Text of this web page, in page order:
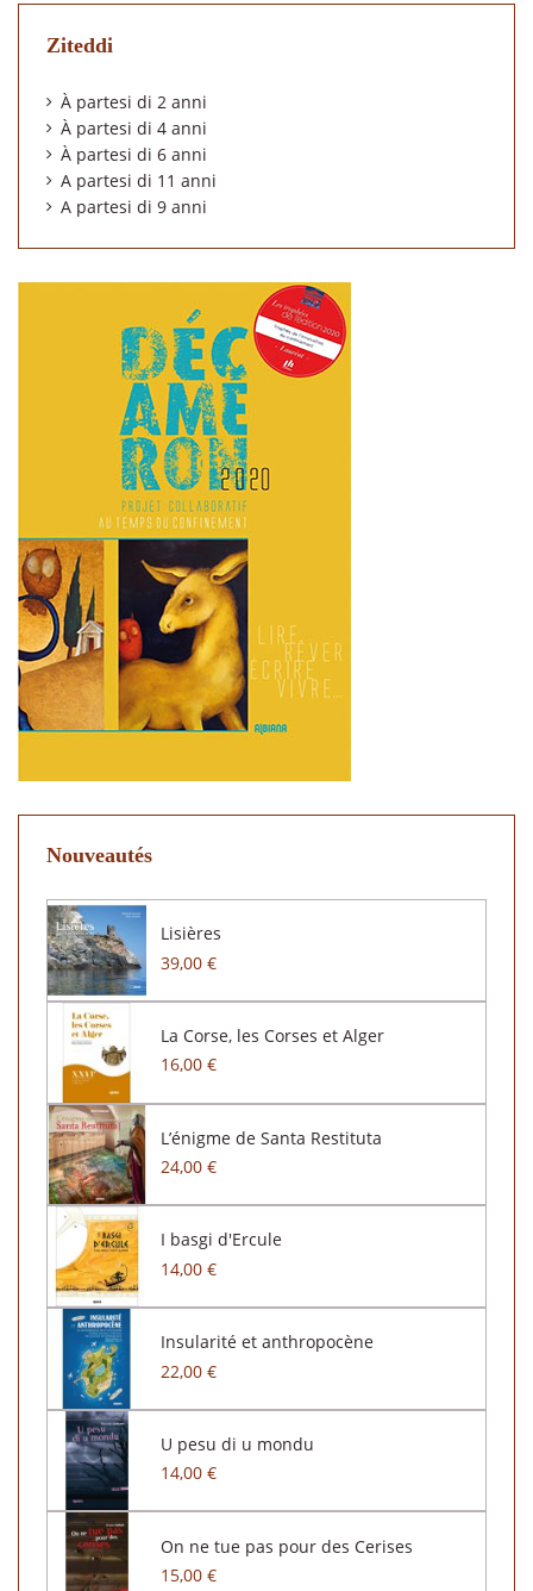
Ziteddi
À partesi di 2 anni
À partesi di 4 anni
À partesi di 6 anni
A partesi di 11 anni
A partesi di 9 anni
Nouveautés
Lisières
39,00 €
La Corse, les Corses et Alger
16,00 €
L’énigme de Santa Restituta
24,00 €
I basgi d'Ercule
14,00 €
Insularité et anthropocène
22,00 €
U pesu di u mondu
14,00 €
On ne tue pas pour des Cerises
15,00 €